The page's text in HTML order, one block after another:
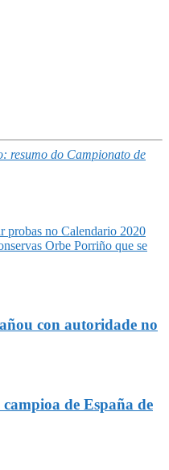
resumo do Campionato de
probas no Calendario 2020
Orbe Porriño que se
con autoridade no
de España de